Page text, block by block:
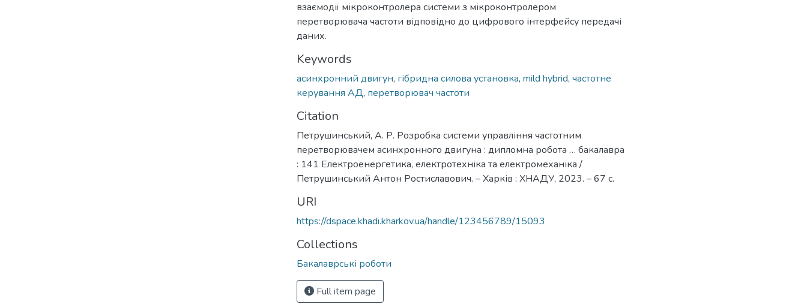
взаємодії мікроконтролера системи з мікроконтролером
перетворювача частоти відповідно до цифрового інтерфейсу передачі
даних.
Keywords
асинхронний двигун, гібридна силова установка, mild hybrid, частотне
керування АД, перетворювач частоти
Citation
Петрушинський, А. Р. Розробка системи управління частотним
перетворювачем асинхронного двигуна : дипломна робота … бакалавра
: 141 Електроенергетика, електротехніка та електромеханіка /
Петрушинський Антон Ростиславович. – Харків : ХНАДУ, 2023. – 67 с.
URI
https://dspace.khadi.kharkov.ua/handle/123456789/15093
Collections
Бакалаврські роботи
Full item page